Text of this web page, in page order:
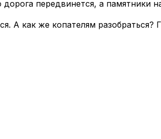
передвинется, а памятники
А как же копателям